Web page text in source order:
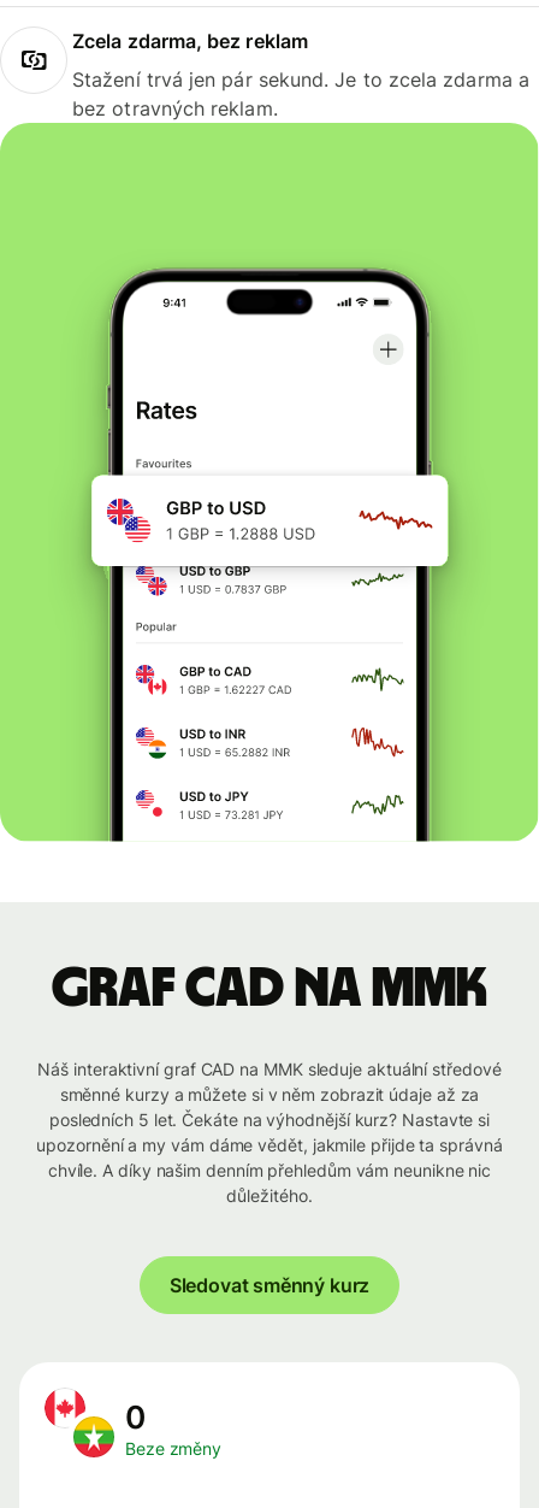
Zcela zdarma, bez reklam
Stažení trvá jen pár sekund. Je to zcela zdarma a
bez otravných reklam.
graf CAD na MMK
Náš interaktivní graf CAD na MMK sleduje aktuální středové
směnné kurzy a můžete si v něm zobrazit údaje až za
posledních 5 let. Čekáte na výhodnější kurz? Nastavte si
upozornění a my vám dáme vědět, jakmile přijde ta správná
chvíle. A díky našim denním přehledům vám neunikne nic
důležitého.
Sledovat směnný kurz
0
Beze změny